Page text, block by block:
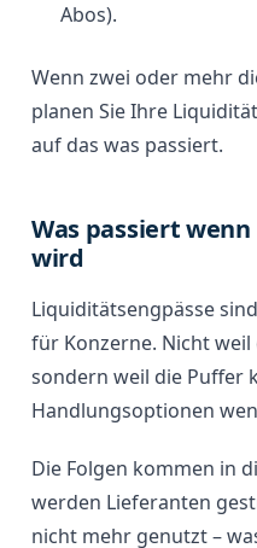
Abos).
Wenn zwei oder mehr
planen Sie Ihre
auf das was passiert.
Was passiert
wird
Liquiditätsengpässe
für Konzerne. Nicht
sondern weil die Puffer
Handlungsoptionen
Die Folgen kommen in
werden Lieferanten
nicht mehr genutzt –